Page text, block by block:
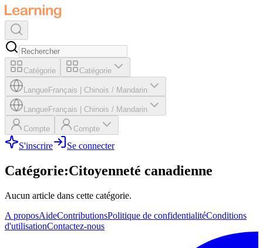
Catégorie Catégorie
LangueFrançais Chinois / Mandarin
LangueFrançais Chinois / Mandarin
Compte Compte
S'inscrire Se connecter
Catégorie:Citoyenneté canadienne
Aucun article dans cette catégorie.
A proposAideContributionsPolitique de confidentialitéConditions
d'utilisationContactez-nous